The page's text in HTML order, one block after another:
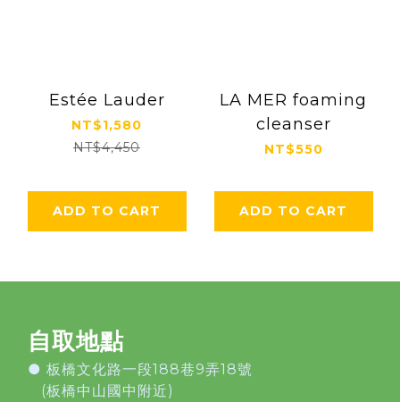
Estée Lauder
NT$1,580
NT$4,450
ADD TO CART
LA MER foaming
cleanser
NT$550
ADD TO CART
自取地點
● 板橋文化路一段188巷9弄18號
(板橋中山國中附近)